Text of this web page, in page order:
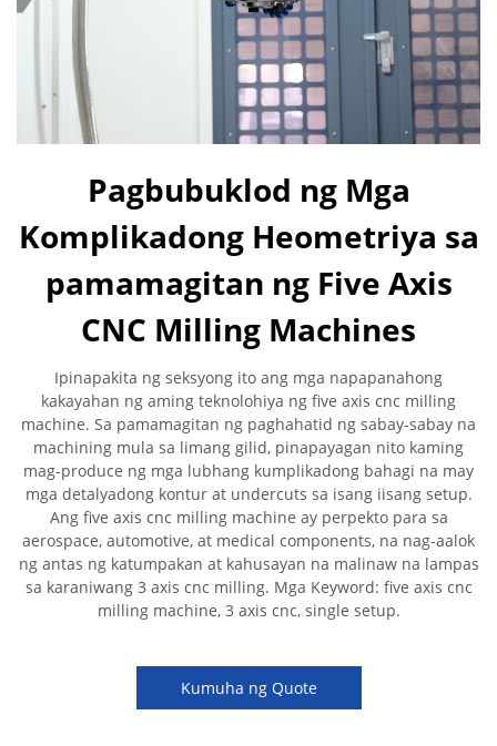
Pagbubuklod ng Mga
Komplikadong Heometriya sa
pamamagitan ng Five Axis
CNC Milling Machines
Ipinapakita ng seksyong ito ang mga napapanahong
kakayahan ng aming teknolohiya ng five axis cnc milling
machine. Sa pamamagitan ng paghahatid ng sabay-sabay na
machining mula sa limang gilid, pinapayagan nito kaming
mag-produce ng mga lubhang kumplikadong bahagi na may
mga detalyadong kontur at undercuts sa isang iisang setup.
Ang five axis cnc milling machine ay perpekto para sa
aerospace, automotive, at medical components, na nag-aalok
ng antas ng katumpakan at kahusayan na malinaw na lampas
sa karaniwang 3 axis cnc milling. Mga Keyword: five axis cnc
milling machine, 3 axis cnc, single setup.
Kumuha ng Quote